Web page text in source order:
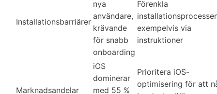
Installationsbarriärer
nya
användare,
krävande
för snabb
onboarding
Förenkla
exempelvis via
instruktioner
Marknadsandelar
iOS
dominerar
med 55 %
Prioritera iOS-
optimisering för att